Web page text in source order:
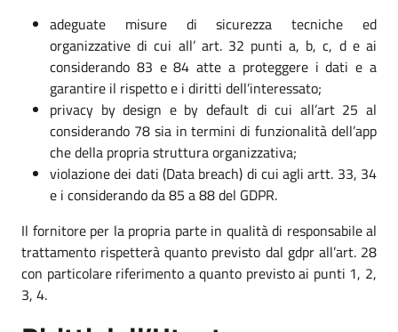
adeguate misure di sicurezza tecniche ed
organizzative di cui all’ art. 32 punti a, b, c, d e ai
considerando 83 e 84 atte a proteggere i dati e a
garantire il rispetto e i diritti dell’interessato;
privacy by design e by default di cui all’art 25 al
considerando 78 sia in termini di funzionalità dell’app
che della propria struttura organizzativa;
violazione dei dati (Data breach) di cui agli artt. 33, 34
e i considerando da 85 a 88 del GDPR.
Il fornitore per la propria parte in qualità di responsabile al
trattamento rispetterà quanto previsto dal gdpr all’art. 28
con particolare riferimento a quanto previsto ai punti 1, 2,
3, 4.